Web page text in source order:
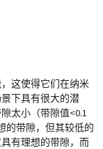
这使得它们在纳米
下具有很大的潜
太小（带隙值<0.1
的带隙，但其较低的
有理想的带隙，而